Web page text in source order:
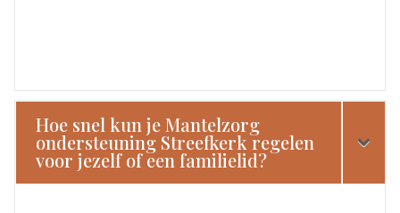
Hoe snel kun je Mantelzorg
ondersteuning Streefkerk regelen
voor jezelf of een familielid?